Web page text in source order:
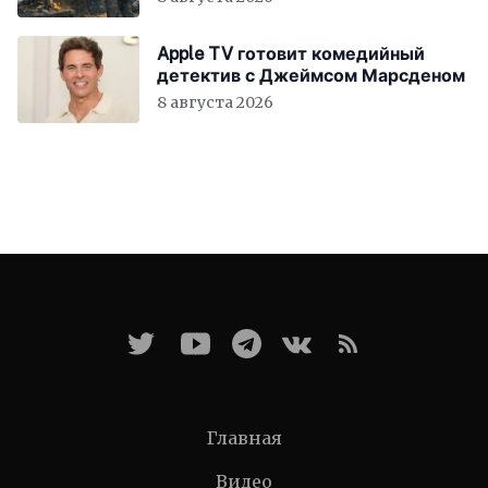
Apple TV готовит комедийный
детектив с Джеймсом Марсденом
8 августа 2026
Главная
Видео